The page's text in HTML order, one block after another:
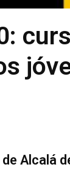
Alcalá